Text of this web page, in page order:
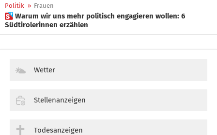
Politik » Frauen
 Warum wir uns mehr politisch engagieren wollen: 6
Südtirolerinnen erzählen
Wetter
Stellenanzeigen
Todesanzeigen